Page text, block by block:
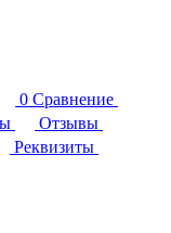
0 Сравнение
Отзывы
Реквизиты